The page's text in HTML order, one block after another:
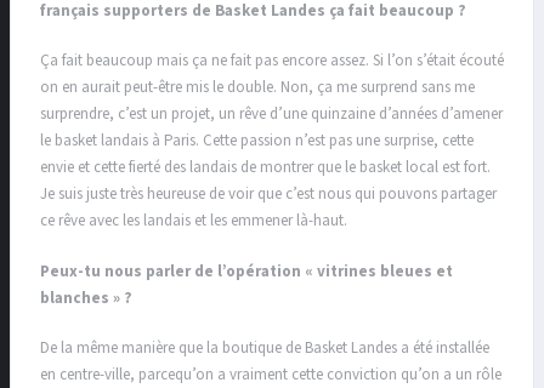
français supporters de Basket Landes ça fait beaucoup ?
Ça fait beaucoup mais ça ne fait pas encore assez. Si l’on s’était écouté
on en aurait peut-être mis le double. Non, ça me surprend sans me
surprendre, c’est un projet, un rêve d’une quinzaine d’années d’amener
le basket landais à Paris. Cette passion n’est pas une surprise, cette
envie et cette fierté des landais de montrer que le basket local est fort.
Je suis juste très heureuse de voir que c’est nous qui pouvons partager
ce rêve avec les landais et les emmener là-haut.
Peux-tu nous parler de l’opération « vitrines bleues et
blanches » ?
De la même manière que la boutique de Basket Landes a été installée
en centre-ville, parcequ’on a vraiment cette conviction qu’on a un rôle